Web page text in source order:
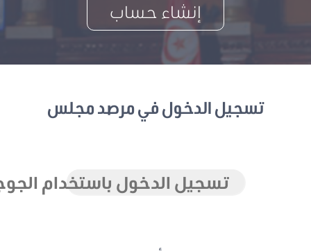
إنشاء حساب
تسجيل الدخول في مرصد مجلس
تسجيل الدخول باستخدام الجوجل